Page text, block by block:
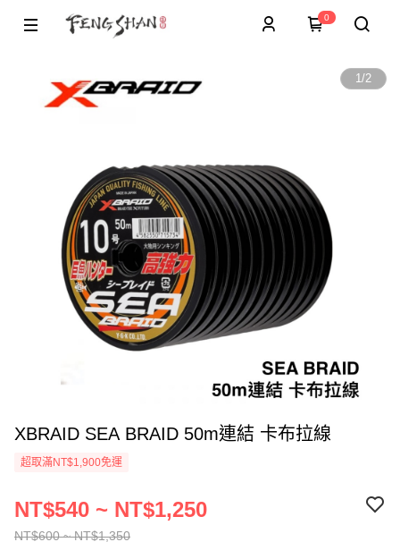
0
1/2
XBRAID SEA BRAID 50m連結 卡布拉線
超取滿NT$1,900免運
NT$600 ~ NT$1,350
NT$540 ~ NT$1,250